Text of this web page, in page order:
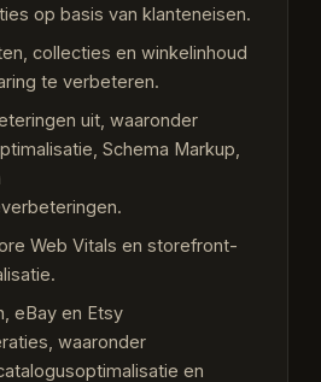
op basis van klanteneisen.
collecties en winkelinhoud
te verbeteren.
uit, waaronder
Schema Markup,
Web Vitals en storefront-
eBay en Etsy
waaronder
en